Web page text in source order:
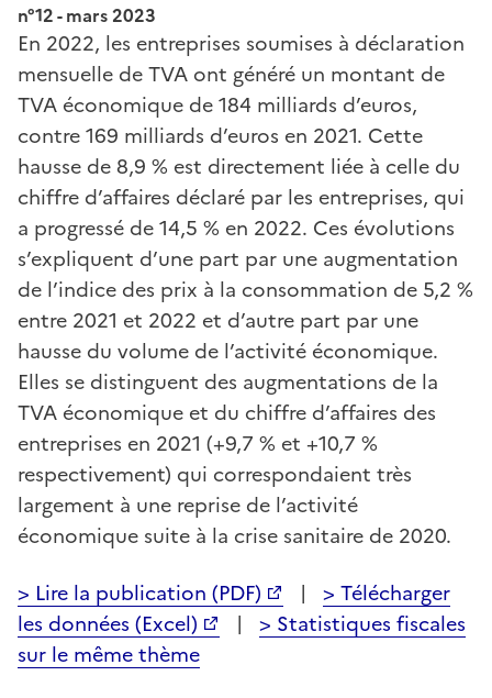
n°12 - mars 2023
En 2022, les entreprises soumises à déclaration
mensuelle de TVA ont généré un montant de
TVA économique de 184 milliards d’euros,
contre 169 milliards d’euros en 2021. Cette
hausse de 8,9 % est directement liée à celle du
chiffre d’affaires déclaré par les entreprises, qui
a progressé de 14,5 % en 2022. Ces évolutions
s’expliquent d’une part par une augmentation
de l’indice des prix à la consommation de 5,2 %
entre 2021 et 2022 et d’autre part par une
hausse du volume de l’activité économique.
Elles se distinguent des augmentations de la
TVA économique et du chiffre d’affaires des
entreprises en 2021 (+9,7 % et +10,7 %
respectivement) qui correspondaient très
largement à une reprise de l’activité
économique suite à la crise sanitaire de 2020.
> Lire la publication (PDF)
| > Télécharger
les données (Excel)
| > Statistiques fiscales
sur le même thème